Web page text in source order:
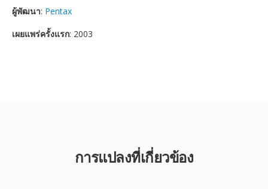
ผู้พัฒนา: Pentax
เผยแพร่ครั้งแรก: 2003
การแปลงที่เกี่ยวข้อง